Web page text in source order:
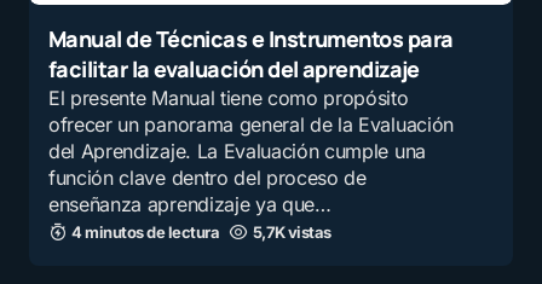
Manual de Técnicas e Instrumentos para
facilitar la evaluación del aprendizaje
El presente Manual tiene como propósito
ofrecer un panorama general de la Evaluación
del Aprendizaje. La Evaluación cumple una
función clave dentro del proceso de
enseñanza aprendizaje ya que…
4 minutos de lectura 5,7K vistas